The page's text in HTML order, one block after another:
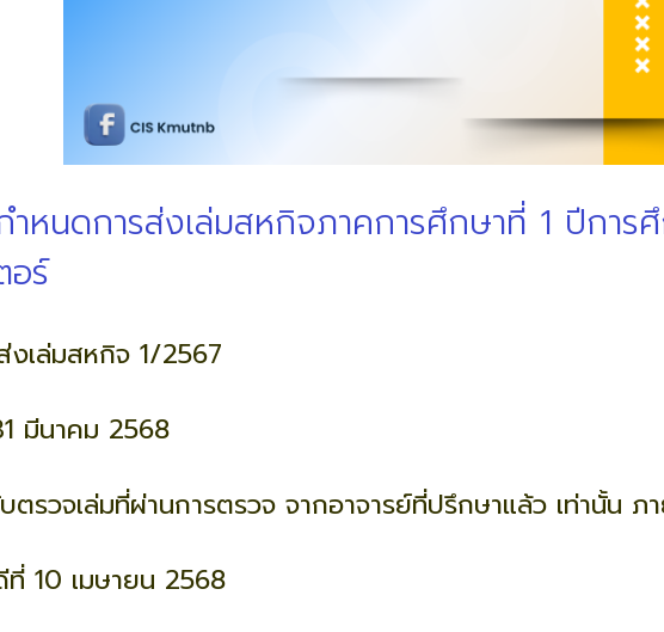
ำหนดการส่งเล่มสหกิจภาคการศึกษาที่ 1 ปีการ
อร์
งเล่มสหกิจ 1/2567
มีนาคม 2568
ตรวจเล่มที่ผ่านการตรวจ จากอาจารย์ที่ปรึกษาแล้ว เท่านั้น ภ
10 เมษายน 2568